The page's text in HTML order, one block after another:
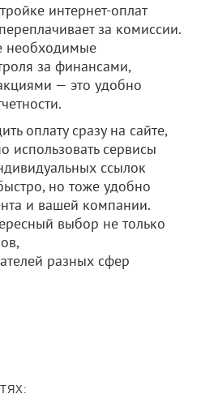
интернет-оплат
за комиссии.
необходимые
за финансами,
— это удобно
оплату сразу на сайте,
использовать сервисы
ссылок
но тоже удобно
и вашей компании.
выбор не только
разных сфер